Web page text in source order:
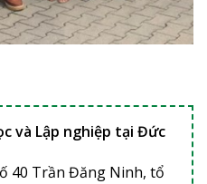
và Lập nghiệp tại Đức
40 Trần Đăng Ninh, tổ